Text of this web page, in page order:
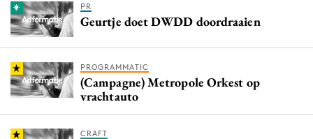
PR
Geurtje doet DWDD doordraaien
PROGRAMMATIC
(Campagne) Metropole Orkest op
vrachtauto
CRAFT